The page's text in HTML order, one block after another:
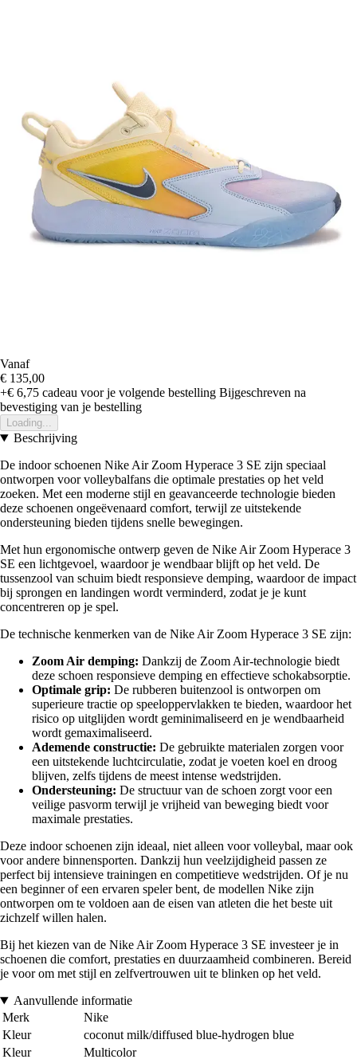
Vanaf
€ 135,00
+€ 6,75 cadeau voor je volgende bestelling Bijgeschreven na
bevestiging van je bestelling
Loading...
Beschrijving
De indoor schoenen Nike Air Zoom Hyperace 3 SE zijn speciaal
ontworpen voor volleybalfans die optimale prestaties op het veld
zoeken. Met een moderne stijl en geavanceerde technologie bieden
deze schoenen ongeëvenaard comfort, terwijl ze uitstekende
ondersteuning bieden tijdens snelle bewegingen.
Met hun ergonomische ontwerp geven de Nike Air Zoom Hyperace 3
SE een lichtgevoel, waardoor je wendbaar blijft op het veld. De
tussenzool van schuim biedt responsieve demping, waardoor de impact
bij sprongen en landingen wordt verminderd, zodat je je kunt
concentreren op je spel.
De technische kenmerken van de Nike Air Zoom Hyperace 3 SE zijn:
Zoom Air demping: Dankzij de Zoom Air-technologie biedt
deze schoen responsieve demping en effectieve schokabsorptie.
Optimale grip: De rubberen buitenzool is ontworpen om
superieure tractie op speeloppervlakken te bieden, waardoor het
risico op uitglijden wordt geminimaliseerd en je wendbaarheid
wordt gemaximaliseerd.
Ademende constructie: De gebruikte materialen zorgen voor
een uitstekende luchtcirculatie, zodat je voeten koel en droog
blijven, zelfs tijdens de meest intense wedstrijden.
Ondersteuning: De structuur van de schoen zorgt voor een
veilige pasvorm terwijl je vrijheid van beweging biedt voor
maximale prestaties.
Deze indoor schoenen zijn ideaal, niet alleen voor volleybal, maar ook
voor andere binnensporten. Dankzij hun veelzijdigheid passen ze
perfect bij intensieve trainingen en competitieve wedstrijden. Of je nu
een beginner of een ervaren speler bent, de modellen Nike zijn
ontworpen om te voldoen aan de eisen van atleten die het beste uit
zichzelf willen halen.
Bij het kiezen van de Nike Air Zoom Hyperace 3 SE investeer je in
schoenen die comfort, prestaties en duurzaamheid combineren. Bereid
je voor om met stijl en zelfvertrouwen uit te blinken op het veld.
Aanvullende informatie
Merk
Nike
Kleur
coconut milk/diffused blue-hydrogen blue
Kleur
Multicolor